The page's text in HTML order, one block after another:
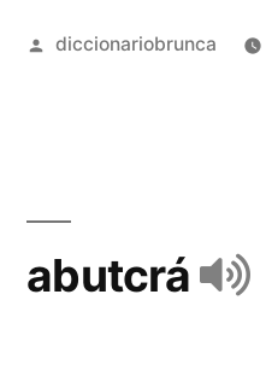
diccionariobrunca
abutcrá